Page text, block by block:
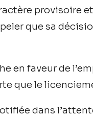
provisoire
que sa
en faveur de
que le
dans